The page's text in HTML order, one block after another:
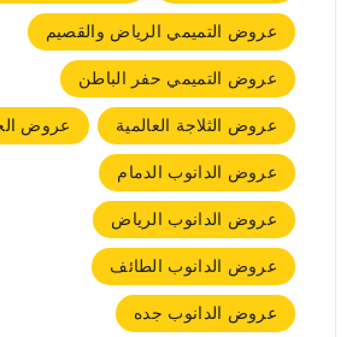
عروض التميمي الرياض والقصيم
عروض التميمي حفر الباطن
عروض الثلاجة العالمية
عروض
عروض الدانوب الدمام
عروض الدانوب الرياض
عروض الدانوب الطائف
عروض الدانوب جده